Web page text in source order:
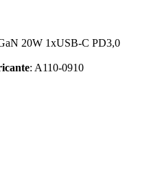
20W 1xUSB-C PD3,0
: A110-0910